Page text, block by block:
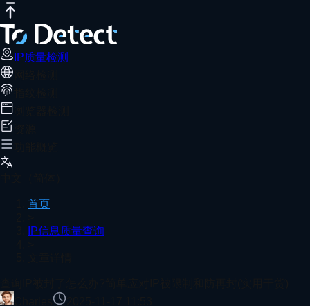
IP质量检测
查询IP被封了怎么办?简单应对IP被限制
IP 被封不可怕，关键是 检测、应对、预防。可用 ToDetect 浏
首页
推荐阅读
IP质量检测
首页
IP信息质量查询